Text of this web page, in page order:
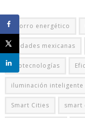
Ahorro energético
ciudades mexicanas
ecotecnologías
iluminación inteligente
Smart Cities smart